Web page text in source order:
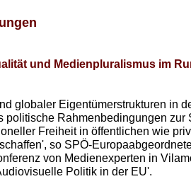
und Medienpluralismus im
globaler Eigentümerstrukturen in
politische Rahmenbedingungen zur
Freiheit in öffentlichen wie
so SPÖ-
von Medienexperten in
Politik in der EU'.